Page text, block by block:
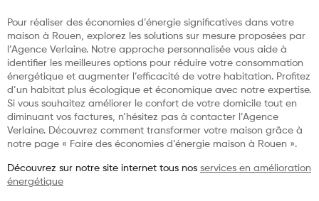
Pour réaliser des économies d’énergie significatives dans votre
maison à Rouen, explorez les solutions sur mesure proposées par
l’Agence Verlaine. Notre approche personnalisée vous aide à
identifier les meilleures options pour réduire votre consommation
énergétique et augmenter l’efficacité de votre habitation. Profitez
d’un habitat plus écologique et économique avec notre expertise.
Si vous souhaitez améliorer le confort de votre domicile tout en
diminuant vos factures, n’hésitez pas à contacter l’Agence
Verlaine. Découvrez comment transformer votre maison grâce à
notre page « Faire des économies d’énergie maison à Rouen ».
Découvrez sur notre site internet tous nos services en amélioration
énergétique